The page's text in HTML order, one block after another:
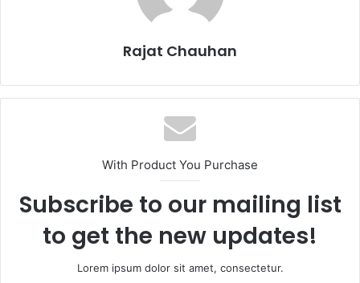
Rajat Chauhan
With Product You Purchase
Subscribe to our mailing list
to get the new updates!
Lorem ipsum dolor sit amet, consectetur.